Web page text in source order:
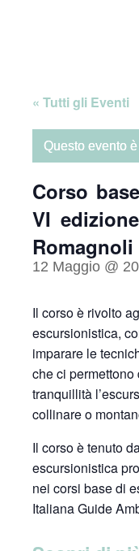
« Tutti gli Eventi
Questo evento
Corso
VI
Romagnoli
12 Maggio @
Il corso è rivolto
escursionistica,
imparare le
che ci
tranquillità
collinare o
Il corso è tenuto
escursionistica
nei corsi base di
Italiana Guide